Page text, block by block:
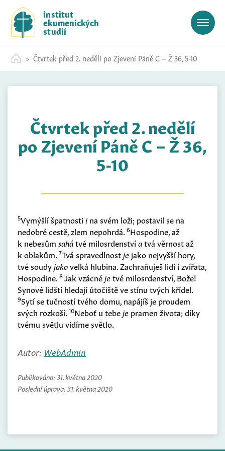
c
institut
ekumenických
studií
Čtvrtek před 2. nedělí po Zjevení Páně C – Ž 36, 5-10
Čtvrtek před 2. nedělí
po Zjevení Páně C – Ž 36,
5-10
5Vymýšlí špatnosti ina svém loži; postavil se na
nedobré cestě, zlem nepohrdá. 6Hospodine, až
k nebesům sahátvé milosrdenstvíatvá věrnost až
k oblakům. 7Tvá spravedlnostje jako nejvyšší hory,
tvé soudyjakovelká hlubina. Zachraňuješ lidi i zvířata,
Hospodine. 8Jak vzácnéjetvé milosrdenství, Bože!
Synové lidští hledají útočiště ve stínu tvých křídel.
9Sytí se tučností tvého domu, napájíš je proudem
svých rozkoší. 10Neboť u tebeje pramen života; díky
tvému světlu vidíme světlo.
Autor: WebAdmin
Publikováno: 31. května 2020
Poslední úprava: 31. května 2020